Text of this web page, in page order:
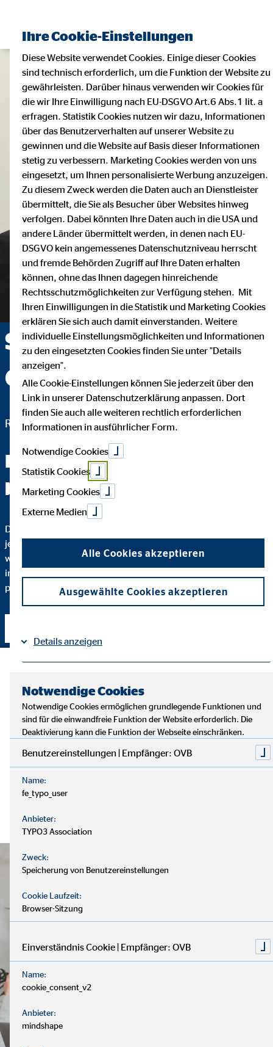
Stephan Udich —
Osnabrück
Regionaldirektor für die OVB Vermögensberatung AG
Fachchinesisch werden Sie
bei mir nicht hören.
Das wichtigste an einer guten Finanzberatung ist, dass Sie
jeden Schritt verstehen. Darum erkläre ich Ihnen bis ins Detail,
warum ich eine bestimmte Finanzlösung empfehle und
inwiefern diese zu Ihnen und Ihren individuellen Bedürfnissen
passt.
Ihre Cookie-Einstellungen
Diese Website verwendet Cookies. Einige dieser Cookies
sind technisch erforderlich, um die Funktion der Website zu
gewährleisten. Darüber hinaus verwenden wir Cookies für
die wir Ihre Einwilligung nach EU-DSGVO Art.6 Abs.1 lit. a
erfragen. Statistik Cookies nutzen wir dazu, Informationen
über das Benutzerverhalten auf unserer Website zu
gewinnen und die Website auf Basis dieser Informationen
stetig zu verbessern. Marketing Cookies werden von uns
eingesetzt, um Ihnen personalisierte Werbung anzuzeigen.
Zu diesem Zweck werden die Daten auch an Dienstleister
übermittelt, die Sie als Besucher über Websites hinweg
verfolgen. Dabei könnten Ihre Daten auch in die USA und
andere Länder übermittelt werden, in denen nach EU-
DSGVO kein angemessenes Datenschutzniveau herrscht
und fremde Behörden Zugriff auf Ihre Daten erhalten
können, ohne das Ihnen dagegen hinreichende
Rechtsschutzmöglichkeiten zur Verfügung stehen. Mit
Ihren Einwilligungen in die Statistik und Marketing Cookies
erklären Sie sich auch damit einverstanden. Weitere
individuelle Einstellungsmöglichkeiten und Informationen
zu den eingesetzten Cookies finden Sie unter "Details
anzeigen".
Alle Cookie-Einstellungen können Sie jederzeit über den
Link in unserer Datenschutzerklärung anpassen. Dort
finden Sie auch alle weiteren rechtlich erforderlichen
Informationen in ausführlicher Form.
Notwendige Cookies
Statistik Cookies
Marketing Cookies
Externe Medien
Alle Cookies akzeptieren
Ausgewählte Cookies akzeptieren
Details anzeigen
Notwendige Cookies
Notwendige Cookies ermöglichen grundlegende Funktionen und
sind für die einwandfreie Funktion der Website erforderlich. Die
Deaktivierung kann die Funktion der Webseite einschränken.
Benutzereinstellungen | Empfänger: OVB
Name:
fe_typo_user
Anbieter:
TYPO3 Association
Zweck:
Speicherung von Benutzereinstellungen
Cookie Laufzeit:
Browser-Sitzung
Einverständnis Cookie | Empfänger: OVB
Name:
cookie_consent_v2
Anbieter:
mindshape